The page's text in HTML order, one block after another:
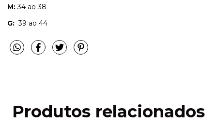
M:34 ao 38
G: 39 ao 44
Produtos relacionados